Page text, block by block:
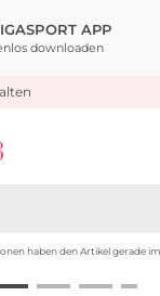
APP
downloaden
VERSAND* &
haben den Artikel gerade